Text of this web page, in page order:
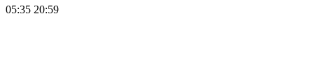
05:35 20:59